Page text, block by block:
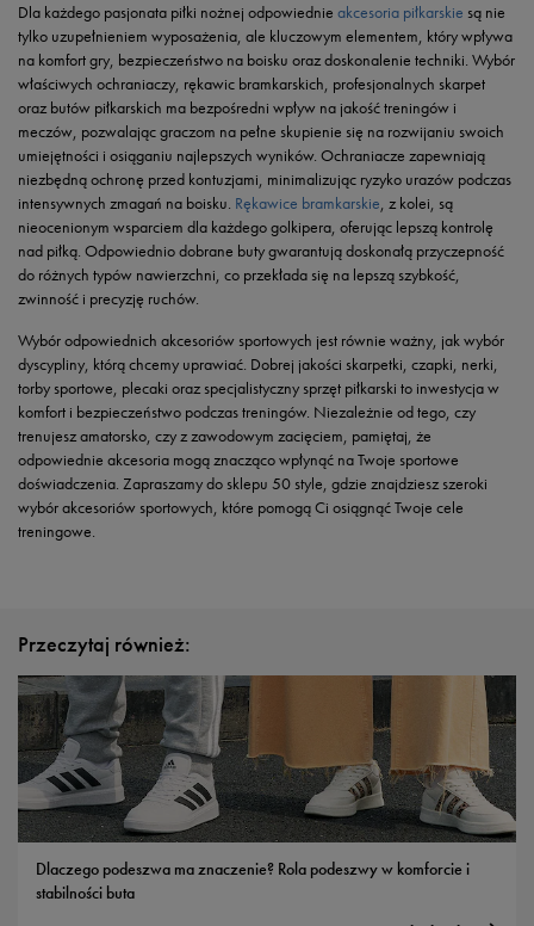
Dla każdego pasjonata piłki nożnej odpowiednie akcesoria piłkarskie są nie
tylko uzupełnieniem wyposażenia, ale kluczowym elementem, który wpływa
na komfort gry, bezpieczeństwo na boisku oraz doskonalenie techniki. Wybór
właściwych ochraniaczy, rękawic bramkarskich, profesjonalnych skarpet
oraz butów piłkarskich ma bezpośredni wpływ na jakość treningów i
meczów, pozwalając graczom na pełne skupienie się na rozwijaniu swoich
umiejętności i osiąganiu najlepszych wyników. Ochraniacze zapewniają
niezbędną ochronę przed kontuzjami, minimalizując ryzyko urazów podczas
intensywnych zmagań na boisku. Rękawice bramkarskie, z kolei, są
nieocenionym wsparciem dla każdego golkipera, oferując lepszą kontrolę
nad piłką. Odpowiednio dobrane buty gwarantują doskonałą przyczepność
do różnych typów nawierzchni, co przekłada się na lepszą szybkość,
zwinność i precyzję ruchów.
Wybór odpowiednich akcesoriów sportowych jest równie ważny, jak wybór
dyscypliny, którą chcemy uprawiać. Dobrej jakości skarpetki, czapki, nerki,
torby sportowe, plecaki oraz specjalistyczny sprzęt piłkarski to inwestycja w
komfort i bezpieczeństwo podczas treningów. Niezależnie od tego, czy
trenujesz amatorsko, czy z zawodowym zacięciem, pamiętaj, że
odpowiednie akcesoria mogą znacząco wpłynąć na Twoje sportowe
doświadczenia. Zapraszamy do sklepu 50 style, gdzie znajdziesz szeroki
wybór akcesoriów sportowych, które pomogą Ci osiągnąć Twoje cele
treningowe.
Przeczytaj również:
Dlaczego podeszwa ma znaczenie? Rola podeszwy w komforcie i
stabilności buta